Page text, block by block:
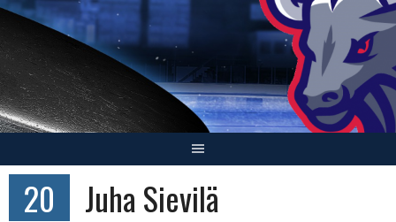
Skip
content
20 Juha Sievilä